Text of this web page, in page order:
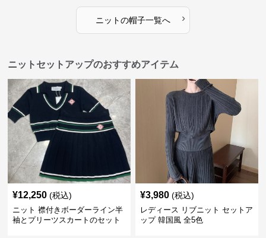
ニットの帽子一覧へ ›
ニットセットアップのおすすめアイテム
¥12,250 (税込)
ニット 襟付きボーダーライン半
袖とプリーツスカートのセット
¥3,980 (税込)
レディース リブニット セットア
ップ 韓国風 全5色